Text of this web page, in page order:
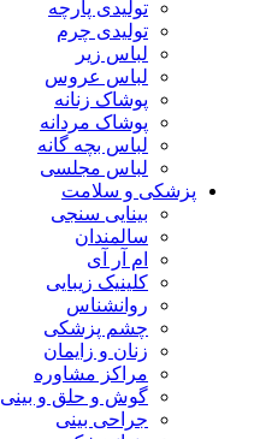
تولیدی پارچه
تولیدی چرم
لباس زیر
لباس عروس
پوشاک زنانه
پوشاک مردانه
لباس بچه گانه
لباس مجلسی
پزشکی و سلامت
بینایی سنجی
سالمندان
ام آر آی
کلینیک زیبایی
روانشناس
چشم پزشکی
زنان و زایمان
مراکز مشاوره
گوش و حلق و بینی
جراحی بینی